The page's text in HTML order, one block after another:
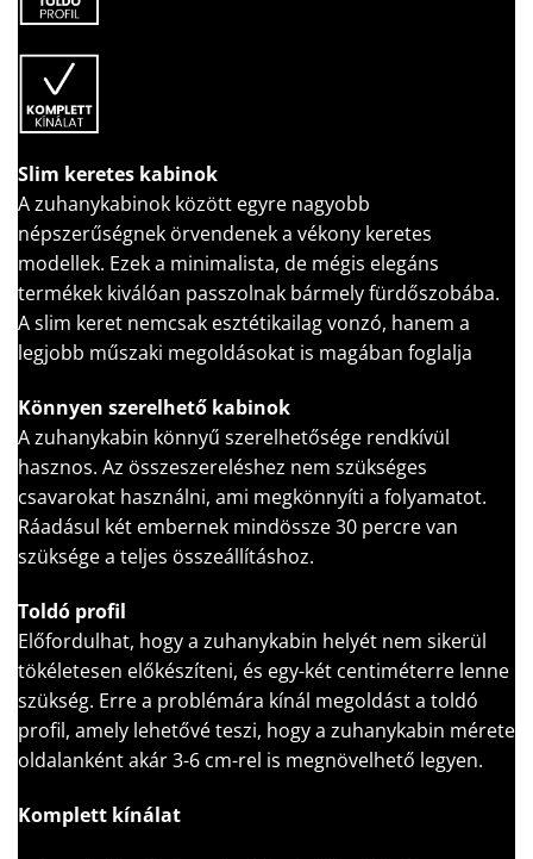
Slim keretes kabinok
A zuhanykabinok között egyre nagyobb
népszerűségnek örvendenek a vékony keretes
modellek. Ezek a minimalista, de mégis elegáns
termékek kiválóan passzolnak bármely fürdőszobába.
A slim keret nemcsak esztétikailag vonzó, hanem a
legjobb műszaki megoldásokat is magában foglalja
Könnyen szerelhető kabinok
A zuhanykabin könnyű szerelhetősége rendkívül
hasznos. Az összeszereléshez nem szükséges
csavarokat használni, ami megkönnyíti a folyamatot.
Ráadásul két embernek mindössze 30 percre van
szüksége a teljes összeállításhoz.
Toldó profil
Előfordulhat, hogy a zuhanykabin helyét nem sikerül
tökéletesen előkészíteni, és egy-két centiméterre lenne
szükség. Erre a problémára kínál megoldást a toldó
profil, amely lehetővé teszi, hogy a zuhanykabin mérete
oldalanként akár 3-6 cm-rel is megnövelhető legyen.
Komplett kínálat